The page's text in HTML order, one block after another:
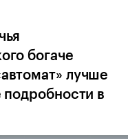
богаче
лучше
подробности в